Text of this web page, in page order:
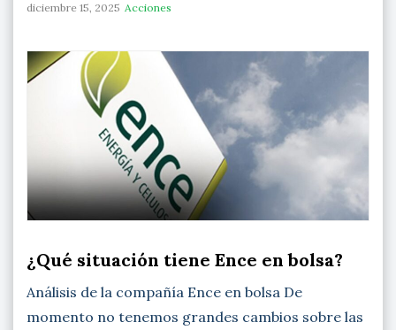
diciembre 15, 2025 Acciones
¿Qué situación tiene Ence en bolsa?
Análisis de la compañía Ence en bolsa De
momento no tenemos grandes cambios sobre las